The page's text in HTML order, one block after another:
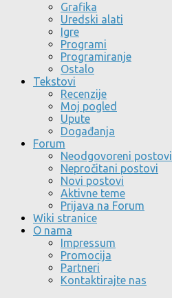
Grafika
Uredski alati
Igre
Programi
Programiranje
Ostalo
Tekstovi
Recenzije
Moj pogled
Upute
Događanja
Forum
Neodgovoreni postovi
Nepročitani postovi
Novi postovi
Aktivne teme
Prijava na Forum
Wiki stranice
O nama
Impressum
Promocija
Partneri
Kontaktirajte nas